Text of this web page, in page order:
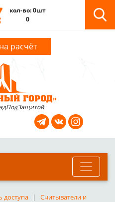
кол-во: 0шт
0
расчёт
доступа
Считыватели и